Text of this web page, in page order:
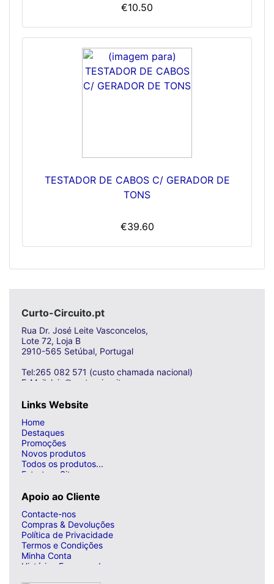
€10.50
TESTADOR DE CABOS C/ GERADOR DE
TONS
€39.60
Curto-Circuito.pt
Rua Dr. José Leite Vasconcelos,
Lote 72, Loja B
2910-565 Setúbal, Portugal
Tel:265 082 571 (custo chamada nacional)
E-Mail: loja@curto-circuito.com
Links Website
Home
Destaques
Promoções
Novos produtos
Todos os produtos...
Estrutura Site
Apoio ao Cliente
Contacte-nos
Compras & Devoluções
Política de Privacidade
Termos e Condições
Minha Conta
Histórico Encomendas